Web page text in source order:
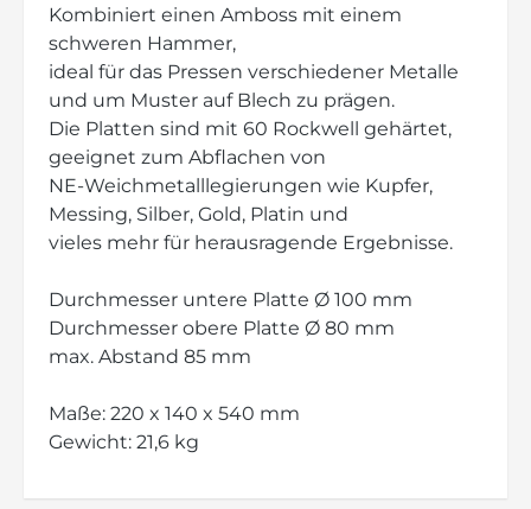
Kombiniert einen Amboss mit einem
schweren Hammer,
ideal für das Pressen verschiedener Metalle
und um Muster auf Blech zu prägen.
Die Platten sind mit 60 Rockwell gehärtet,
geeignet zum Abflachen von
NE-Weichmetalllegierungen wie Kupfer,
Messing, Silber, Gold, Platin und
vieles mehr für herausragende Ergebnisse.
Durchmesser untere Platte Ø 100 mm
Durchmesser obere Platte Ø 80 mm
max. Abstand 85 mm
Maße: 220 x 140 x 540 mm
Gewicht: 21,6 kg